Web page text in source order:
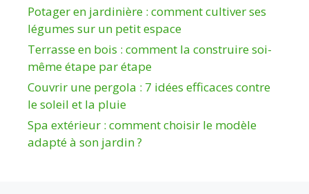
Potager en jardinière : comment cultiver ses
légumes sur un petit espace
Terrasse en bois : comment la construire soi-
même étape par étape
Couvrir une pergola : 7 idées efficaces contre
le soleil et la pluie
Spa extérieur : comment choisir le modèle
adapté à son jardin ?